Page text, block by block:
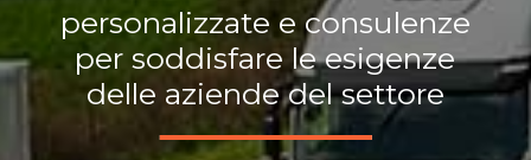
personalizzate e consulenze
per soddisfare le esigenze
delle aziende del settore